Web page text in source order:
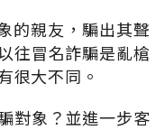
的親友，騙出其聲
往冒名詐騙是亂槍
很大不同。
對象？並進一步客